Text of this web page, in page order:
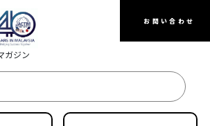
お問い合わせ
ガジン